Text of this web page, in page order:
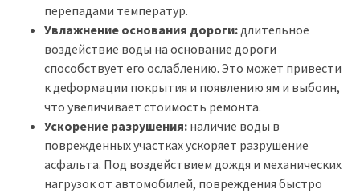
перепадами температур.
Увлажнение основания дороги: длительное
воздействие воды на основание дороги
способствует его ослаблению. Это может привести
к деформации покрытия и появлению ям и выбоин,
что увеличивает стоимость ремонта.
Ускорение разрушения: наличие воды в
поврежденных участках ускоряет разрушение
асфальта. Под воздействием дождя и механических
нагрузок от автомобилей, повреждения быстро